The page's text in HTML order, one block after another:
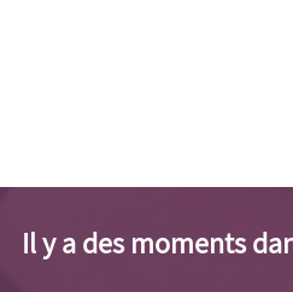
Il y a des moments